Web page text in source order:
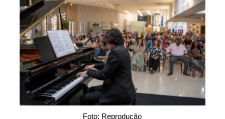
Foto: Reprodução